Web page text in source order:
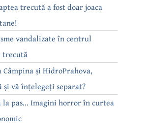
trecută a fost doar joaca
vandalizate în centrul
trecută
Câmpina și HidroPrahova,
vă înțelegeți separat?
la pas... Imagini horror în curtea